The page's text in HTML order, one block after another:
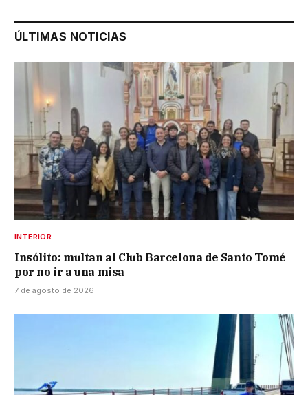
ÚLTIMAS NOTICIAS
INTERIOR
Insólito: multan al Club Barcelona de Santo Tomé
por no ir a una misa
7 de agosto de 2026